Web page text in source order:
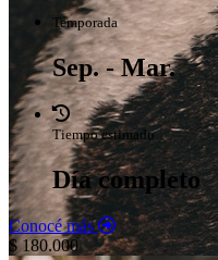
Temporada
Sep. - Mar.
Tiempo estimado
Día completo
Conocé más
$ 180.000